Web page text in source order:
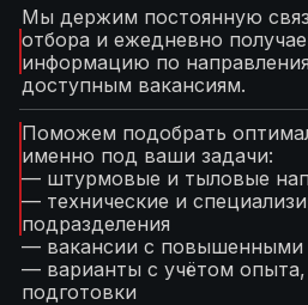
Мы держим постоянную
отбора и ежедневно
информацию по
доступным вакансиям.
Поможем подобрать
именно под ваши задачи:
— штурмовые и тыловые
— технические и
подразделения
— вакансии с повышенными
— варианты с учётом опыта,
подготовки